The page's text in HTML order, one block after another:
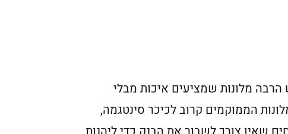
מלונות שמציעים איכות מבלי
הממוקמים קרוב לכיכר סינטגמה,